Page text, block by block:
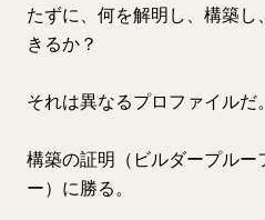
たずに、何を解明し、構築
きるか？
それは異なるプロファイルだ。
構築の証明（ビルダープルー
ー）に勝る。